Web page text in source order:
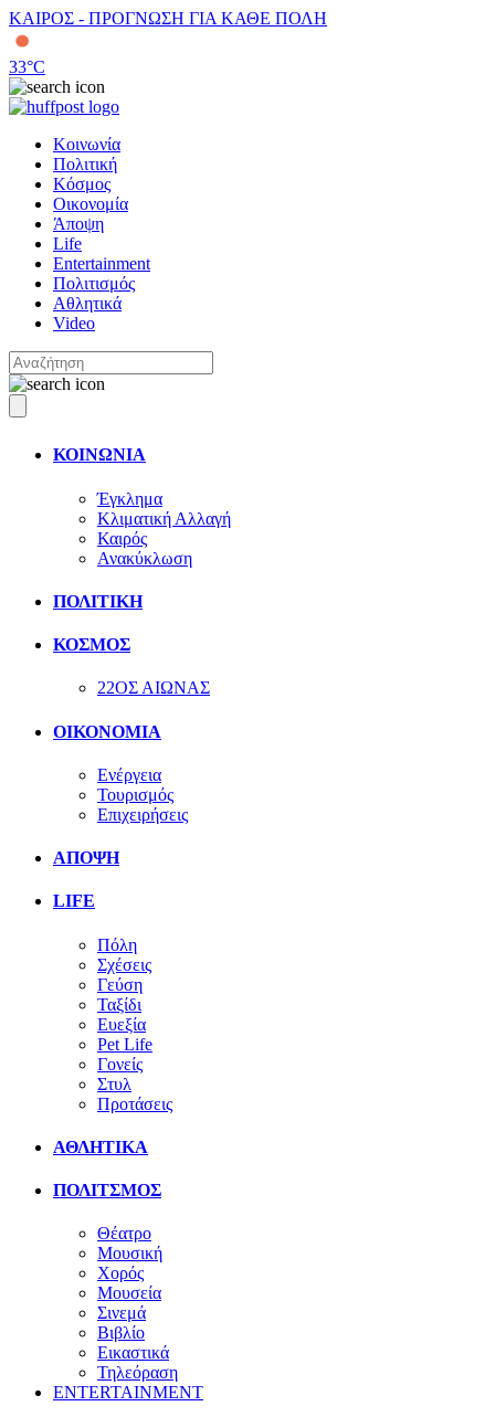
ΚΑΙΡΟΣ - ΠΡΟΓΝΩΣΗ ΓΙΑ ΚΑΘΕ ΠΟΛΗ
33°C
Κοινωνία
Πολιτική
Κόσμος
Οικονομία
Άποψη
Life
Entertainment
Πολιτισμός
Αθλητικά
Video
ΚΟΙΝΩΝΙΑ
Έγκλημα
Κλιματική Αλλαγή
Καιρός
Ανακύκλωση
ΠΟΛΙΤΙΚΗ
ΚΟΣΜΟΣ
22ΟΣ ΑΙΩΝΑΣ
ΟΙΚΟΝΟΜΙΑ
Ενέργεια
Τουρισμός
Επιχειρήσεις
ΑΠΟΨΗ
LIFE
Πόλη
Σχέσεις
Γεύση
Ταξίδι
Ευεξία
Pet Life
Γονείς
Στυλ
Προτάσεις
ΑΘΛΗΤΙΚΑ
ΠΟΛΙΤΣΜΟΣ
Θέατρο
Μουσική
Χορός
Μουσεία
Σινεμά
Βιβλίο
Εικαστικά
Τηλεόραση
ENTERTAINMENT